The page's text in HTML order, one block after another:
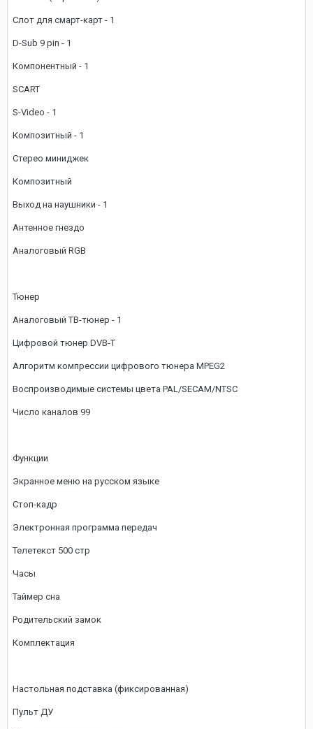
Слот для смарт-карт - 1
D-Sub 9 pin - 1
Компонентный - 1
SCART
S-Video - 1
Композитный - 1
Стерео миниджек
Композитный
Выход на наушники - 1
Антенное гнездо
Аналоговый RGB
Тюнер
Аналоговый ТВ-тюнер - 1
Цифровой тюнер DVB-T
Алгоритм компрессии цифрового тюнера MPEG2
Воспроизводимые системы цвета PAL/SECAM/NTSC
Число каналов 99
Функции
Экранное меню на русском языке
Стоп-кадр
Электронная программа передач
Телетекст 500 стр
Часы
Таймер сна
Родительский замок
Комплектация
Настольная подставка (фиксированная)
Пульт ДУ